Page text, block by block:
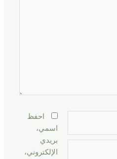
احفظ
اسمي،
بريدي
الإلكتروني،